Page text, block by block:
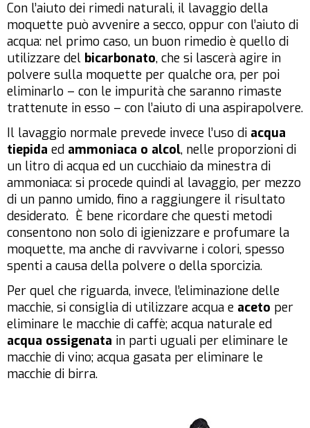
Con l’aiuto dei rimedi naturali, il lavaggio della
moquette può avvenire a secco, oppur con l’aiuto di
acqua: nel primo caso, un buon rimedio è quello di
utilizzare del bicarbonato, che si lascerà agire in
polvere sulla moquette per qualche ora, per poi
eliminarlo – con le impurità che saranno rimaste
trattenute in esso – con l’aiuto di una aspirapolvere.
Il lavaggio normale prevede invece l’uso di acqua
tiepida ed ammoniaca o alcol, nelle proporzioni di
un litro di acqua ed un cucchiaio da minestra di
ammoniaca: si procede quindi al lavaggio, per mezzo
di un panno umido, fino a raggiungere il risultato
desiderato. È bene ricordare che questi metodi
consentono non solo di igienizzare e profumare la
moquette, ma anche di ravvivarne i colori, spesso
spenti a causa della polvere o della sporcizia.
Per quel che riguarda, invece, l’eliminazione delle
macchie, si consiglia di utilizzare acqua e aceto per
eliminare le macchie di caffè; acqua naturale ed
acqua ossigenata in parti uguali per eliminare le
macchie di vino; acqua gasata per eliminare le
macchie di birra.